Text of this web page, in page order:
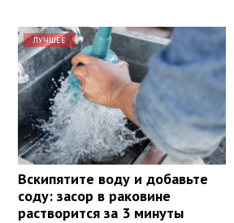
ЛУЧШЕЕ
Вскипятите воду и добавьте
соду: засор в раковине
растворится за 3 минуты